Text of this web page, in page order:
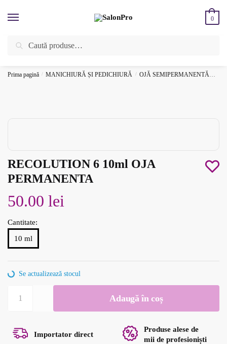
Caută
Caută
0
ÎNREGISTREAZĂ-TE SI BENEFICIEAZĂ DE CADOURI ȘI REDUCERI
Prima pagină / MANICHIURĂ ȘI PEDICHIURĂ / OJĂ SEMIPERMANENTĂ
RECOLUTION 6 10ml OJA
PERMANENTA
50.00 lei
Cantitate:
10 ml
Se actualizează stocul
RECOLUTION
10ml
OJA
Adaugă în coș
Importator direct
Produse alese de
mii de profesioniști